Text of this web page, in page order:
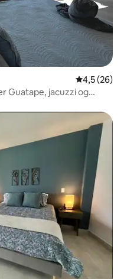
4,5 ud af 5 i
4,5 (26)
Guatape, jacuzzi og